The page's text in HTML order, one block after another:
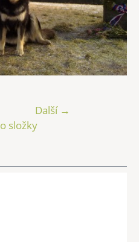
Další →
složky